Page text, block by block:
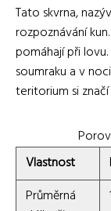
Tato skvrna,
rozpoznávání
pomáhají při
soumraku a v
teritorium si
Vlastnost
Průměrná